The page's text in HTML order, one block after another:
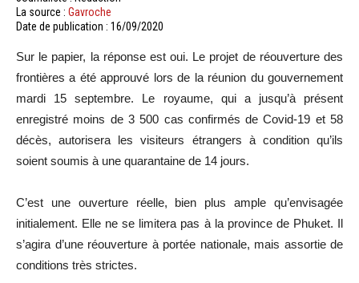
La source : Gavroche
Date de publication : 16/09/2020
Sur le papier, la réponse est oui. Le projet de réouverture des
frontières a été approuvé lors de la réunion du gouvernement
mardi 15 septembre. Le royaume, qui a jusqu’à présent
enregistré moins de 3 500 cas confirmés de Covid-19 et 58
décès, autorisera les visiteurs étrangers à condition qu’ils
soient soumis à une quarantaine de 14 jours.
C’est une ouverture réelle, bien plus ample qu’envisagée
initialement. Elle ne se limitera pas à la province de Phuket. Il
s’agira d’une réouverture à portée nationale, mais assortie de
conditions très strictes.